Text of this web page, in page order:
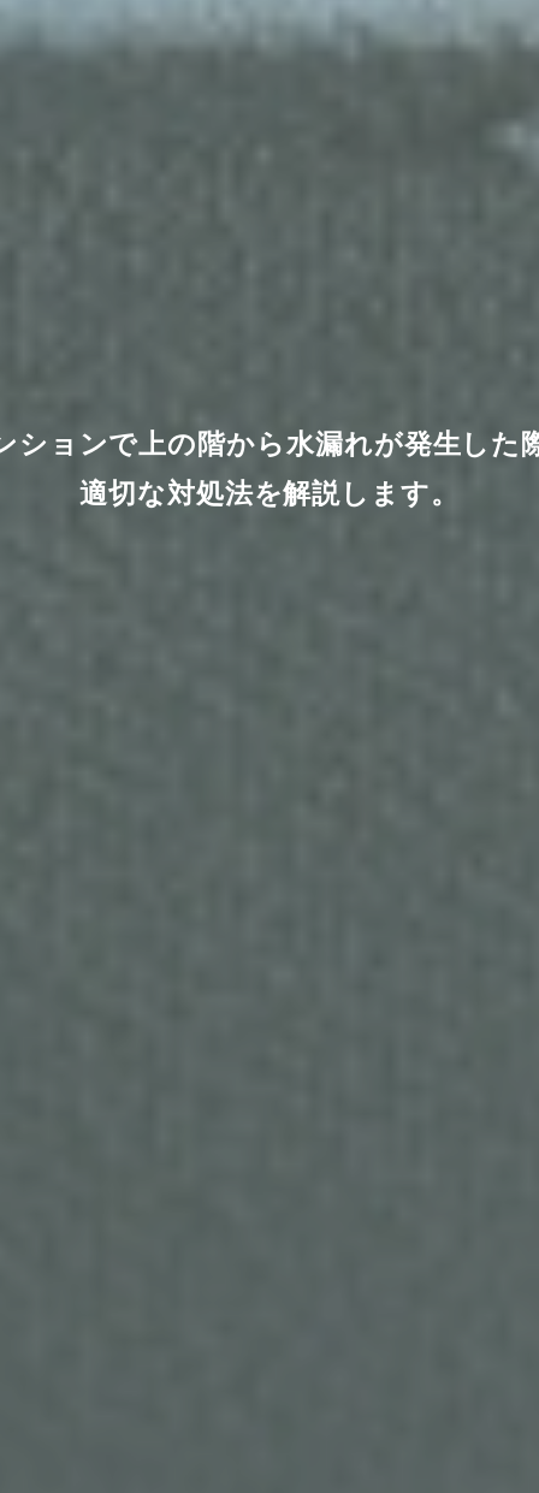
ションで上の階から水漏れが発生した
適切な対処法を解説します。